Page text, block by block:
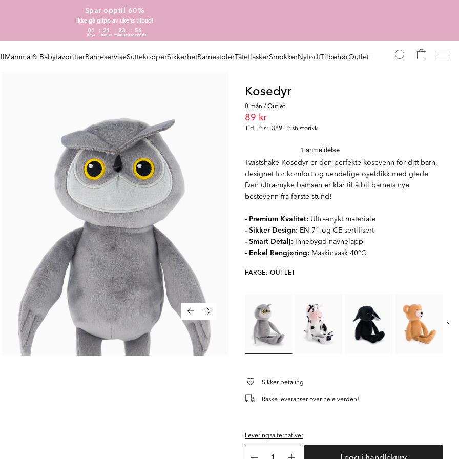
Spar opptil 60%
Ikke gå glipp av ukens tilbud!
01
days
21
hours
23
minutes
55
seconds
Mamma & BabyfavoritterBarneserviseSuttekopperSikkerhetBarnestolerTåteflaskerSmokkerNyfødtTilbehørOutlet
Kosedyr
0 mån / Outlet
Tid. Pris: 389
89 kr
Prishistorikk
Twistshake Kosedyr er den perfekte kosevenn for ditt barn,
designet for komfort og uendelige øyeblikk med glede.
Den ultra-myke bamsen er klar til å bli barnets nye
bestevenn fra første stund!
- Premium Kvalitet: Ultra-mykt materiale
- Sikker Design: EN 71 og CE-sertifisert
- Smart Detalj: Innebygd navnelapp
- Enkel Rengjøring: Maskinvask 40°C
FARGE: OUTLET
Sikker betaling
Raske leveranser over hele verden!
Leveringsalternativer